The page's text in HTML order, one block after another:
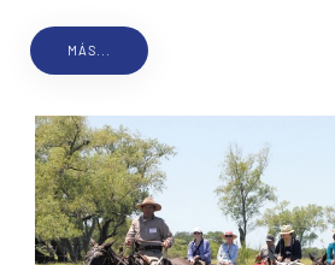
MÁS...